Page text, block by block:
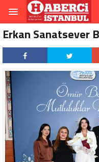
Erkan Sanatsever